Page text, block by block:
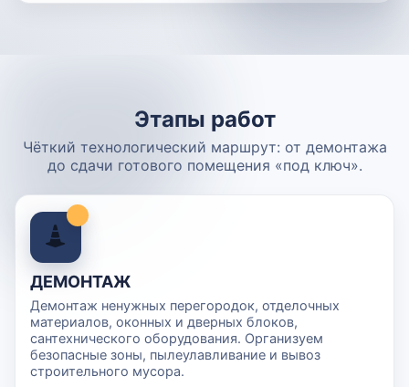
Этапы работ
Чёткий технологический маршрут: от демонтажа
до сдачи готового помещения «под ключ».
ДЕМОНТАЖ
Демонтаж ненужных перегородок, отделочных
материалов, оконных и дверных блоков,
сантехнического оборудования. Организуем
безопасные зоны, пылеулавливание и вывоз
строительного мусора.